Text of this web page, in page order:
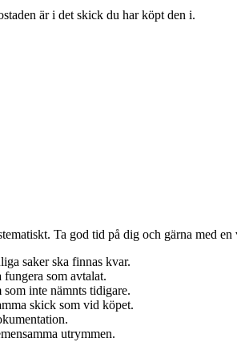
är i det skick du har köpt den i.
Ta god tid på dig och gärna med
saker ska finnas kvar.
som avtalat.
inte nämnts tidigare.
skick som vid köpet.
utrymmen.